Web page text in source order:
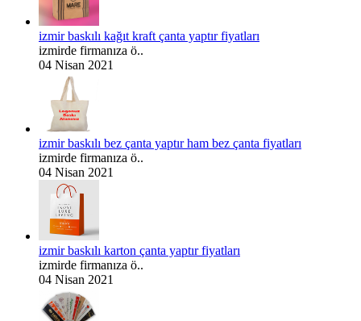
izmir baskılı kağıt kraft çanta yaptır fiyatları
izmirde firmanıza ö..
04 Nisan 2021
izmir baskılı bez çanta yaptır ham bez çanta fiyatları
izmirde firmanıza ö..
04 Nisan 2021
izmir baskılı karton çanta yaptır fiyatları
izmirde firmanıza ö..
04 Nisan 2021